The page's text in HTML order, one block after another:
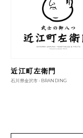
近江町左衛門
石川県金沢市 - BRANDING